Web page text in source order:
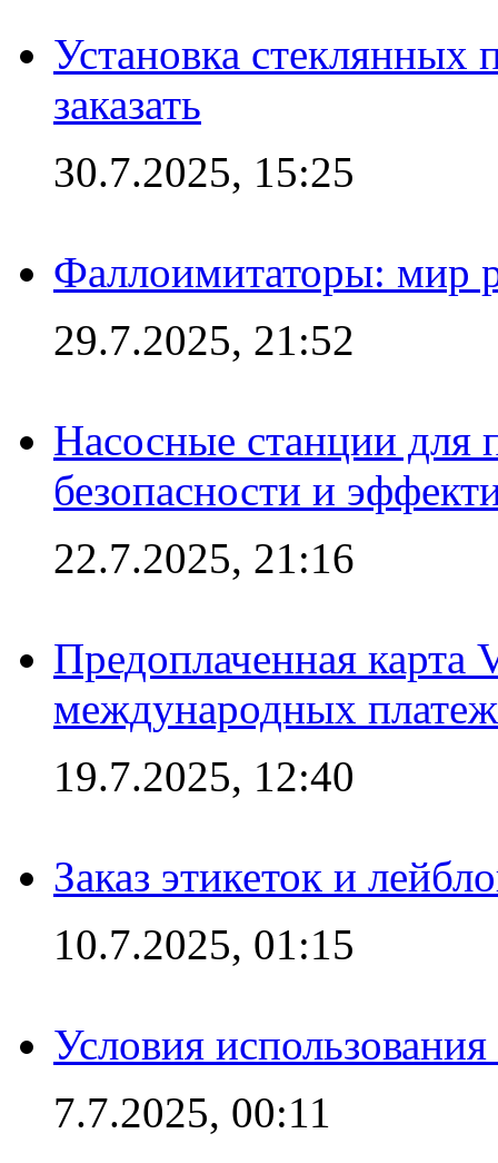
Установка стеклянных
заказать
30.7.2025, 15:25
Фаллоимитаторы: мир
29.7.2025, 21:52
Насосные станции для
безопасности и
22.7.2025, 21:16
Предоплаченная карта
международных
19.7.2025, 12:40
Заказ этикеток и
10.7.2025, 01:15
Условия
7.7.2025, 00:11